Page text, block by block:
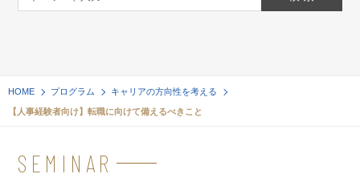
HOME プログラム キャリアの方向性を考える
【人事経験者向け】転職に向けて備えるべきこと
SEMINAR